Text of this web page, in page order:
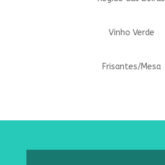
Vinho Verde
Frisantes/Mesa